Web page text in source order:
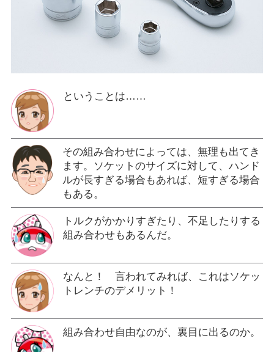
ということは……
その組み合わせによっては、無理も出てき
ます。ソケットのサイズに対して、ハンド
ルが長すぎる場合もあれば、短すぎる場合
もある。
トルクがかかりすぎたり、不足したりする
組み合わせもあるんだ。
なんと！ 言われてみれば、これはソケッ
トレンチのデメリット！
組み合わせ自由なのが、裏目に出るのか。